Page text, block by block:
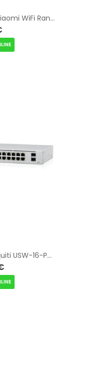
Repetidor Inalámbrico Xiaomi WiFi Range Extender AX1500 1500Mbps/ WiFi 6/ 2 Antenas
Switch Gestionable Ubiquiti USW-16-POE 16 Puertos/ RJ-45 Gigabit 10/100/1000/ SFP/ PoE+